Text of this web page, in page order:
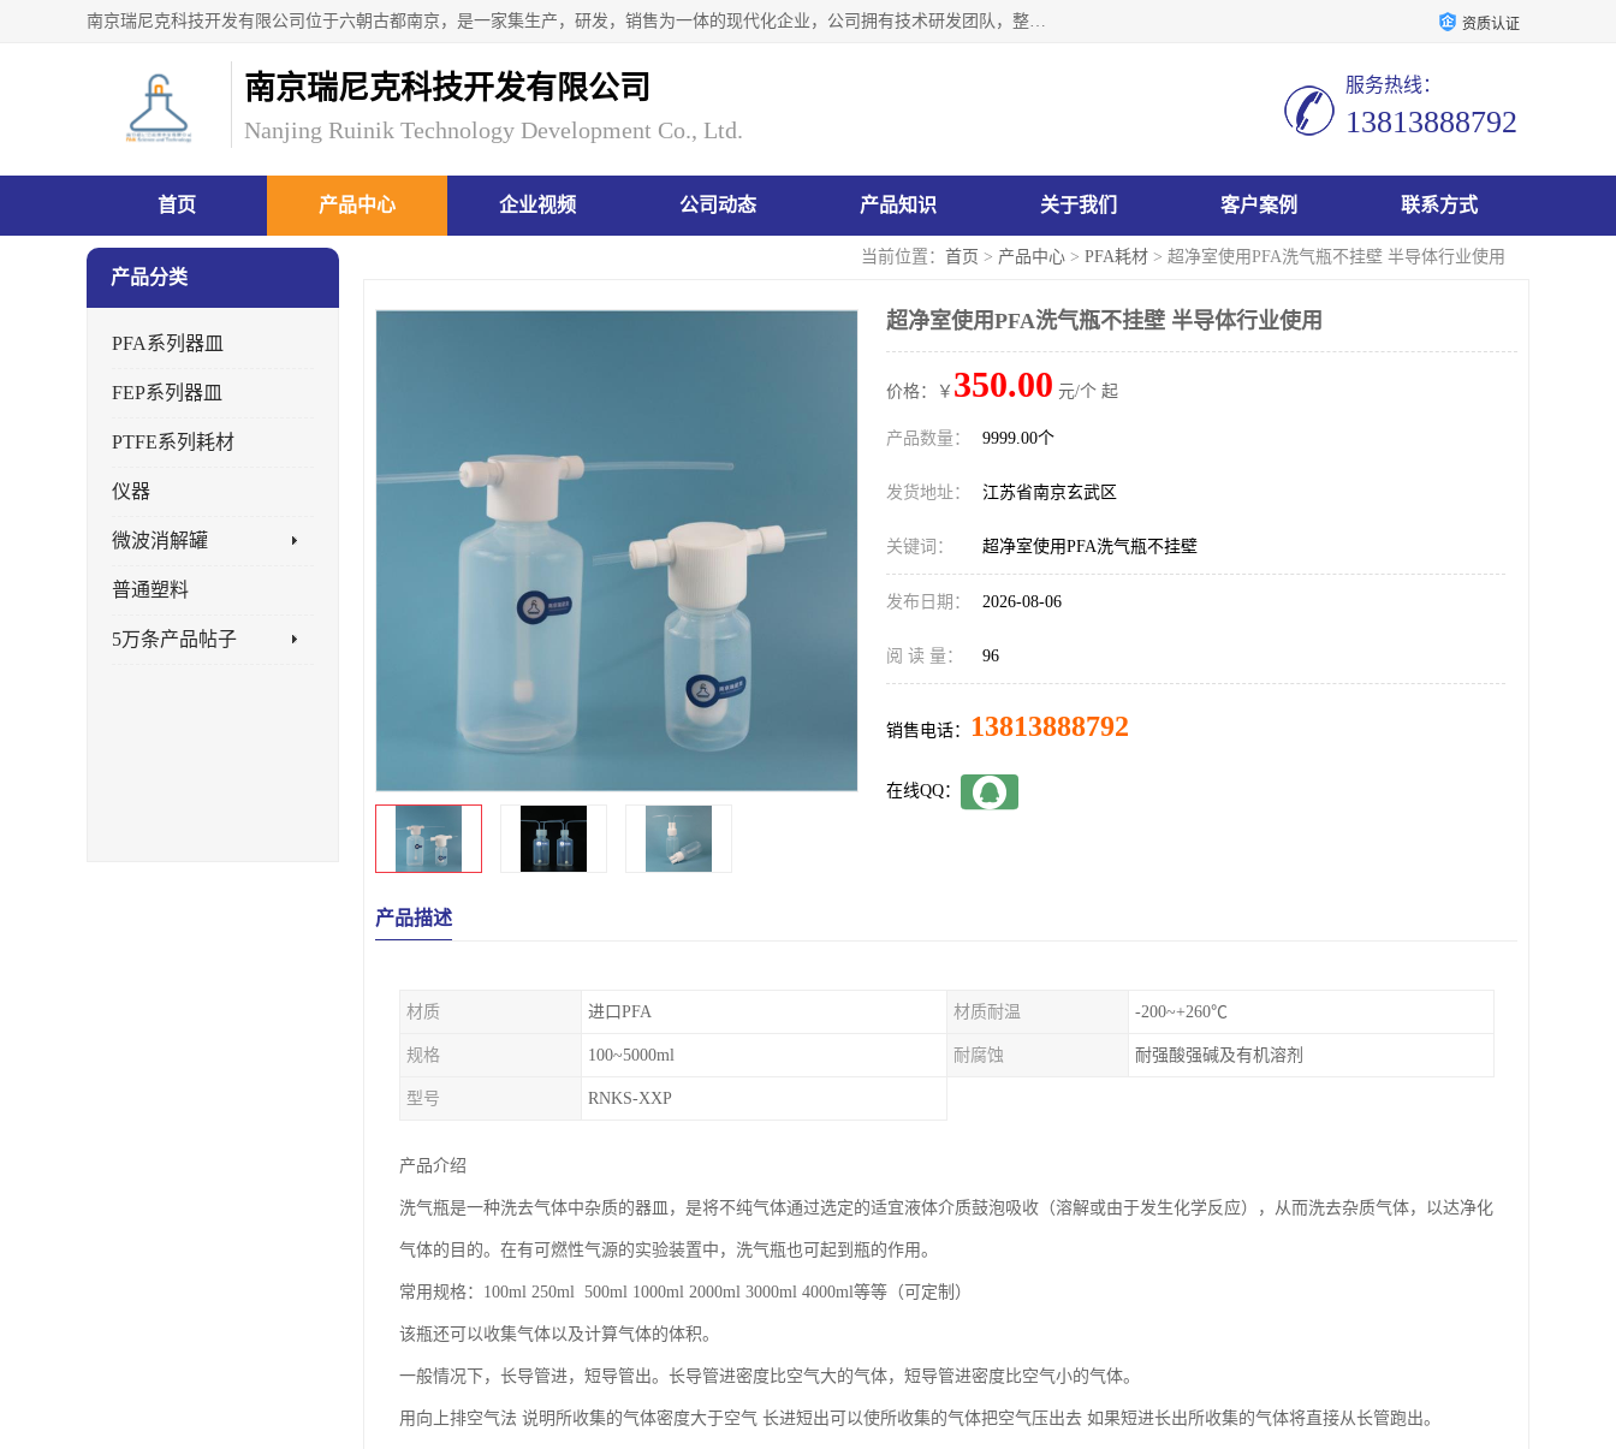
南京瑞尼克科技开发有限公司位于六朝古都南京，是一家集生产，研发，销售为一体的现代化企业，公司拥有技术研发团队，整洁明亮的厂房及的技术仪器设备，技术力量雄厚。公司长久以来一直坚持以生产研发国内完mei的痕量分析器皿为目标，客户满意的实验需求是我们永远的追求。长久以来与客户建立了良好的合作关系，在同行业中建立了自己的信誉与品牌。公司将一如既往的奋进不息，为客户带来为舒心的服务！ 资质认证
南京瑞尼克科技开发有限公司
Nanjing Ruinik Technology Development Co., Ltd.
服务热线：
13813888792
首页 产品中心 企业视频 公司动态 产品知识 关于我们 客户案例 联系方式
当前位置： 首页 > 产品中心 > PFA耗材 > 超净室使用PFA洗气瓶不挂壁 半导体行业使用
产品分类
PFA系列器皿
FEP系列器皿
PTFE系列耗材
仪器
微波消解罐
普通塑料
5万条产品帖子
超净室使用PFA洗气瓶不挂壁 半导体行业使用
价格：￥ 350.00 元/个 起
产品数量： 9999.00个
发货地址： 江苏省南京玄武区
关键词： 超净室使用PFA洗气瓶不挂壁
发布日期： 2026-08-06
阅 读 量： 96
销售电话： 13813888792
在线QQ：
产品描述
材质 进口PFA 材质耐温 -200~+260℃
规格 100~5000ml 耐腐蚀 耐强酸强碱及有机溶剂
型号 RNKS-XXP
产品介绍
洗气瓶是一种洗去气体中杂质的器皿，是将不纯气体通过选定的适宜液体介质鼓泡吸收（溶解或由于发生化学反应），从而洗去杂质气体，以达净化
气体的目的。在有可燃性气源的实验装置中，洗气瓶也可起到瓶的作用。
常用规格：100ml 250ml 500ml 1000ml 2000ml 3000ml 4000ml等等（可定制）
该瓶还可以收集气体以及计算气体的体积。
一般情况下，长导管进，短导管出。长导管进密度比空气大的气体，短导管进密度比空气小的气体。
用向上排空气法 说明所收集的气体密度大于空气 长进短出可以使所收集的气体把空气压出去 如果短进长出所收集的气体将直接从长管跑出。